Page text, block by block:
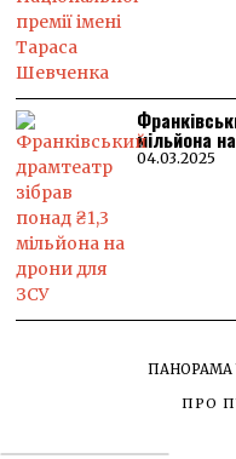
мільйона
04.03.2025
ПАНОРАМА
ПРО